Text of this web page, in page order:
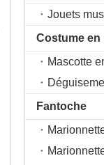
Jouets
Costume en
Mascotte
Fantoche